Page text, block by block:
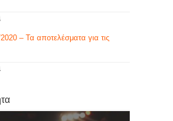
– Τα αποτελέσματα για τις